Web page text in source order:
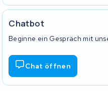
Chatbot
Beginne ein Gespräch mit
Chat öffnen